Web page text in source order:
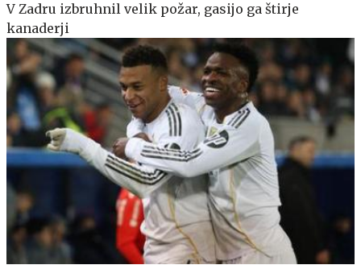
V Zadru izbruhnil velik požar, gasijo ga štirje
kanaderji